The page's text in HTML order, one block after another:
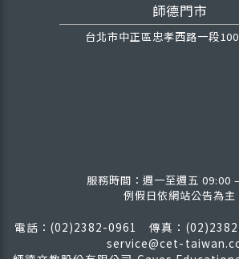
師德門市
台北市中正區忠孝西路一段
服務時間：週一至週五 09:00
例假日依網站公告為主
電話：(02)2382-0961 傳真：
service@cet-